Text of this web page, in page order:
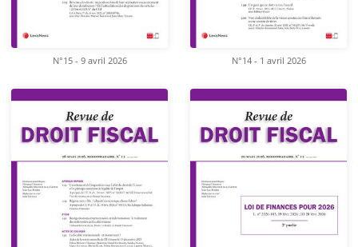
N°15 - 9 avril 2026 N°14 - 1 avril 2026